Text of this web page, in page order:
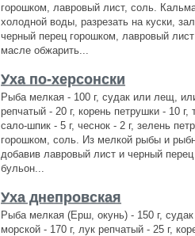
горошком, лавровый лист, соль.
холодной воды, разрезать на куски,
черный перец горошком, лавровый
масле обжарить...
Уха по-херсонски
Рыба мелкая - 100 г, судак или лещ,
репчатый - 20 г, корень петрушки - 10
сало-шпик - 5 г, чеснок - 2 г, зелень
горошком, соль. Из мелкой рыбы и
добавив лавровый лист и черный
бульон...
Уха днепровская
Рыба мелкая (Ерш, окунь) - 150 г,
морской - 170 г, лук репчатый - 25 г,